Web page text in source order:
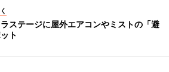
ステージに屋外エアコンやミストの「避
ト